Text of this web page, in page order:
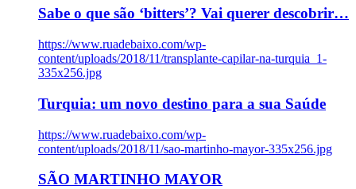
Sabe o que são ‘bitters’? Vai querer descobrir…
https://www.ruadebaixo.com/wp-
content/uploads/2018/11/transplante-capilar-na-turquia_1-
335x256.jpg
Turquia: um novo destino para a sua Saúde
https://www.ruadebaixo.com/wp-
content/uploads/2018/11/sao-martinho-mayor-335x256.jpg
SÃO MARTINHO MAYOR